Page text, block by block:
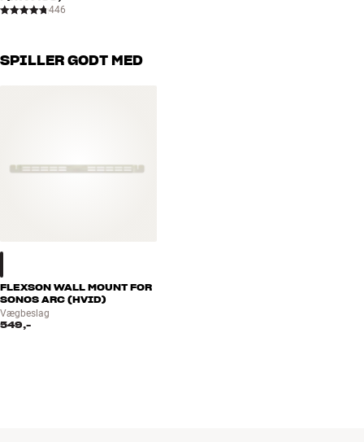
446
SPILLER GODT MED
FLEXSON WALL MOUNT FOR
SONOS ARC (HVID)
Vægbeslag
549,-